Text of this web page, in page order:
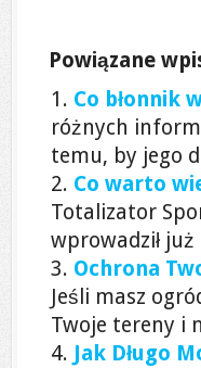
Powiązane
Co błonnik
różnych
temu, by jego
Co warto
Totalizator
wprowadził
Ochrona
Jeśli masz
Twoje tereny i
Jak Długo